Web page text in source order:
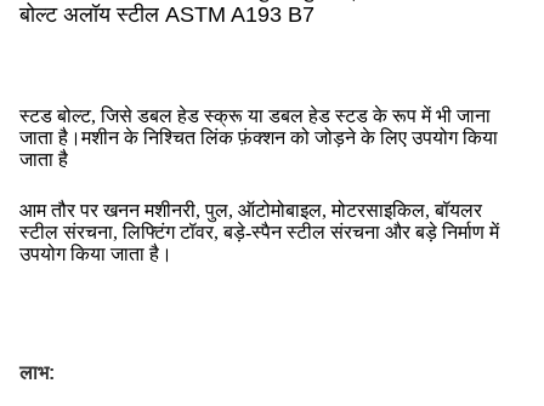
बोल्ट अलॉय स्टील ASTM A193 B7
स्टड बोल्ट, जिसे डबल हेड स्क्रू या डबल हेड स्टड के रूप में भी जाना
जाता है।मशीन के निश्चित लिंक फ़ंक्शन को जोड़ने के लिए उपयोग किया
जाता है
आम तौर पर खनन मशीनरी, पुल, ऑटोमोबाइल, मोटरसाइकिल, बॉयलर
स्टील संरचना, लिफ्टिंग टॉवर, बड़े-स्पैन स्टील संरचना और बड़े निर्माण में
उपयोग किया जाता है।
लाभ: